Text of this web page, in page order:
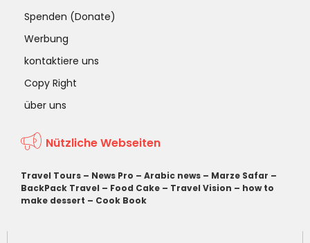
Spenden (Donate)
Werbung
kontaktiere uns
Copy Right
über uns
Nützliche Webseiten
Travel Tours – News Pro – Arabic news – Marze Safar –
BackPack Travel – Food Cake – Travel Vision – how to
make dessert – Cook Book